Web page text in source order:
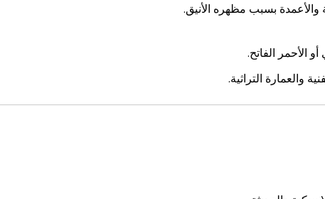
بسبب مظهره الأنيق.
الأحمر الفاتح.
والعمارة التراثية.